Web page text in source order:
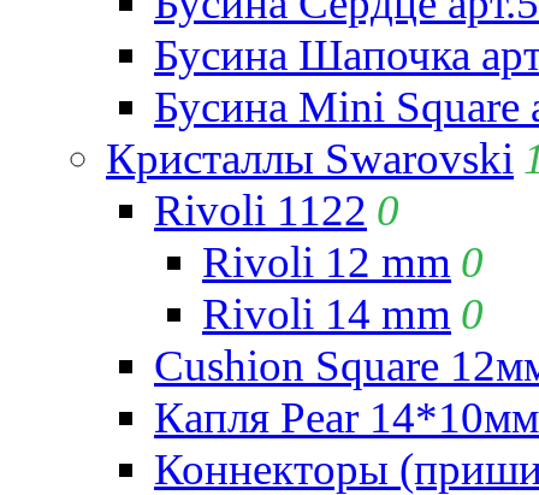
Бусина Шапочка
Бусина Mini Square
Кристаллы Swarovski
Rivoli 1122 0
Rivoli 12 mm 0
Rivoli 14 mm 0
Cushion Square
Капля Pear
Коннекторы